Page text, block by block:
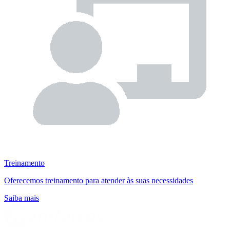
Treinamento
Oferecemos treinamento para atender às suas necessidades
Saiba mais